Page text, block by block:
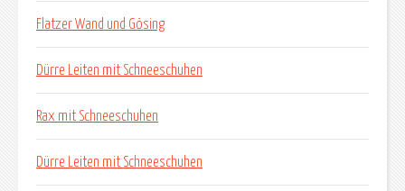
Flatzer Wand und Gösing
Dürre Leiten mit Schneeschuhen
Rax mit Schneeschuhen
Dürre Leiten mit Schneeschuhen